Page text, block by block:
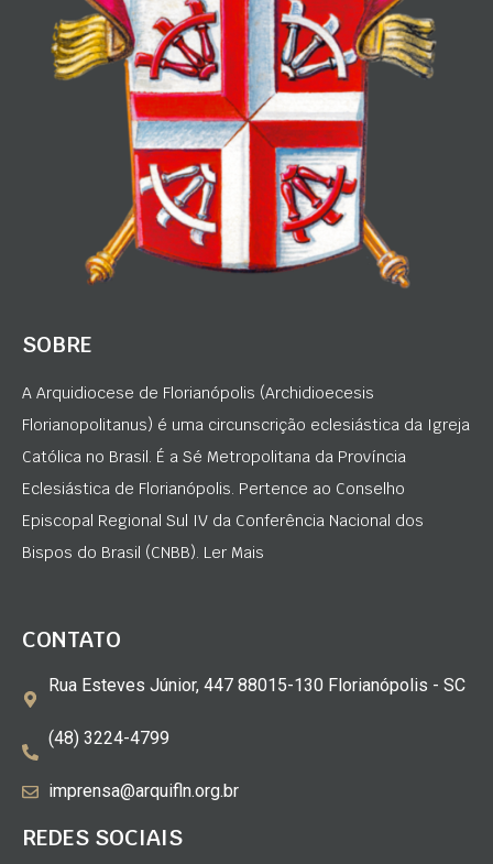
SOBRE
A Arquidiocese de Florianópolis (Archidioecesis
Florianopolitanus) é uma circunscrição eclesiástica da Igreja
Católica no Brasil. É a Sé Metropolitana da Província
Eclesiástica de Florianópolis. Pertence ao Conselho
Episcopal Regional Sul IV da Conferência Nacional dos
Bispos do Brasil (CNBB). Ler Mais
CONTATO
Rua Esteves Júnior, 447 88015-130 Florianópolis - SC
(48) 3224-4799
imprensa@arquifln.org.br
REDES SOCIAIS